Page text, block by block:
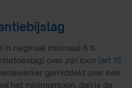
beginsel minimaal 8 %
over zijn loon (art 15
gemiddeld over een
het minimumloon, dan is de